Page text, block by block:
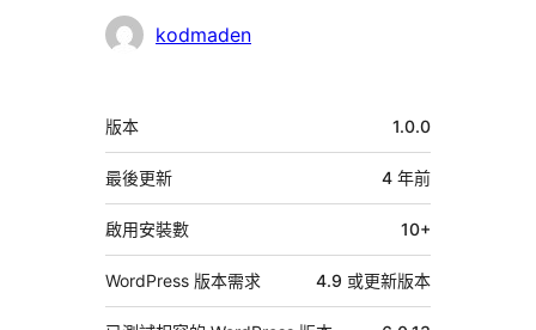
參
kodmaden
中
繼
資
料
版本 1.0.0
最後更新 4 年前
啟用安裝數 10+
WordPress 版本需求 4.9 或更新版本